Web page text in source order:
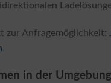
zur Anfragemöglichkeit:
in der